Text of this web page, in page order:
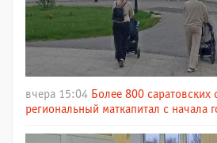
вчера 15:04 Более 800 саратовских
региональный маткапитал с начала